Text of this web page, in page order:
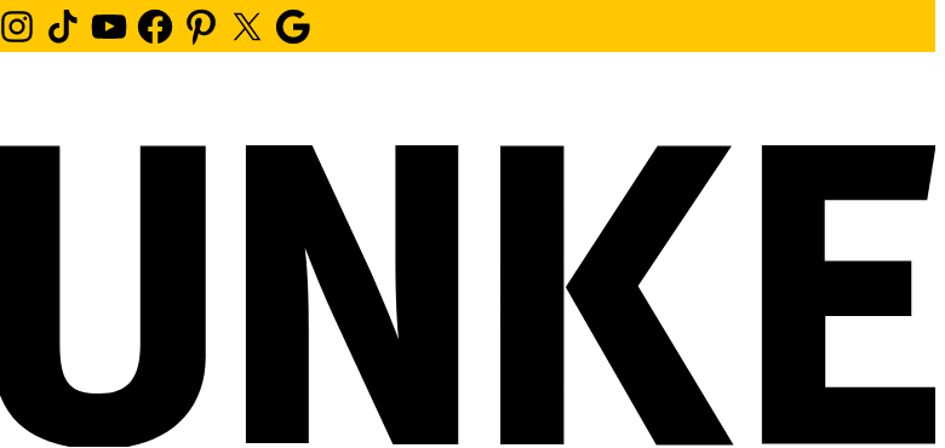
InstagramTikTokYoutubeFacebookPinterestTwitterGoogle
News